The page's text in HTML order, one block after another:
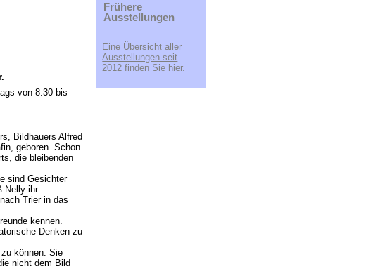
Frühere
Ausstellungen
Eine Übersicht aller
Ausstellungen seit
2012 finden Sie hier.
von 8.30 bis
Bildhauers Alfred
geboren. Schon
die bleibenden
sind Gesichter
Nelly ihr
Trier in das
kennen.
Denken zu
können. Sie
nicht dem Bild